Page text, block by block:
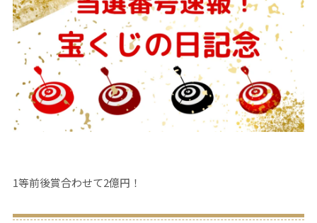
1等前後賞合わせて2億円！